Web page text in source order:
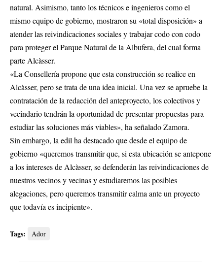
natural. Asimismo, tanto los técnicos e ingenieros como el
mismo equipo de gobierno, mostraron su «total disposición» a
atender las reivindicaciones sociales y trabajar codo con codo
para proteger el Parque Natural de la Albufera, del cual forma
parte Alcàsser.
«La Consellería propone que esta construcción se realice en
Alcàsser, pero se trata de una idea inicial. Una vez se apruebe la
contratación de la redacción del anteproyecto, los colectivos y
vecindario tendrán la oportunidad de presentar propuestas para
estudiar las soluciones más viables», ha señalado Zamora.
Sin embargo, la edil ha destacado que desde el equipo de
gobierno «queremos transmitir que, si esta ubicación se antepone
a los intereses de Alcàsser, se defenderán las reivindicaciones de
nuestros vecinos y vecinas y estudiaremos las posibles
alegaciones, pero queremos transmitir calma ante un proyecto
que todavía es incipiente».
Tags: Ador